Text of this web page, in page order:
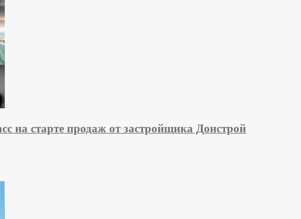
на старте продаж от застройщика Донстрой